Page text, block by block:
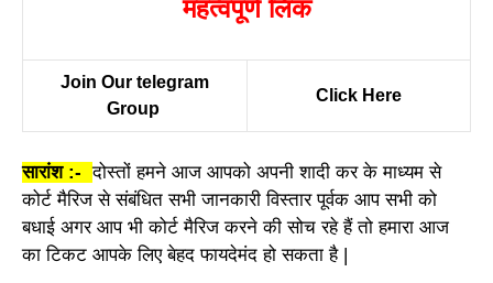
महत्वपूर्ण लिंक
Join Our telegram
Group
Click Here
सारांश :- दोस्तों हमने आज आपको अपनी शादी कर के माध्यम से
कोर्ट मैरिज से संबंधित सभी जानकारी विस्तार पूर्वक आप सभी को
बधाई अगर आप भी कोर्ट मैरिज करने की सोच रहे हैं तो हमारा आज
का टिकट आपके लिए बेहद फायदेमंद हो सकता है |